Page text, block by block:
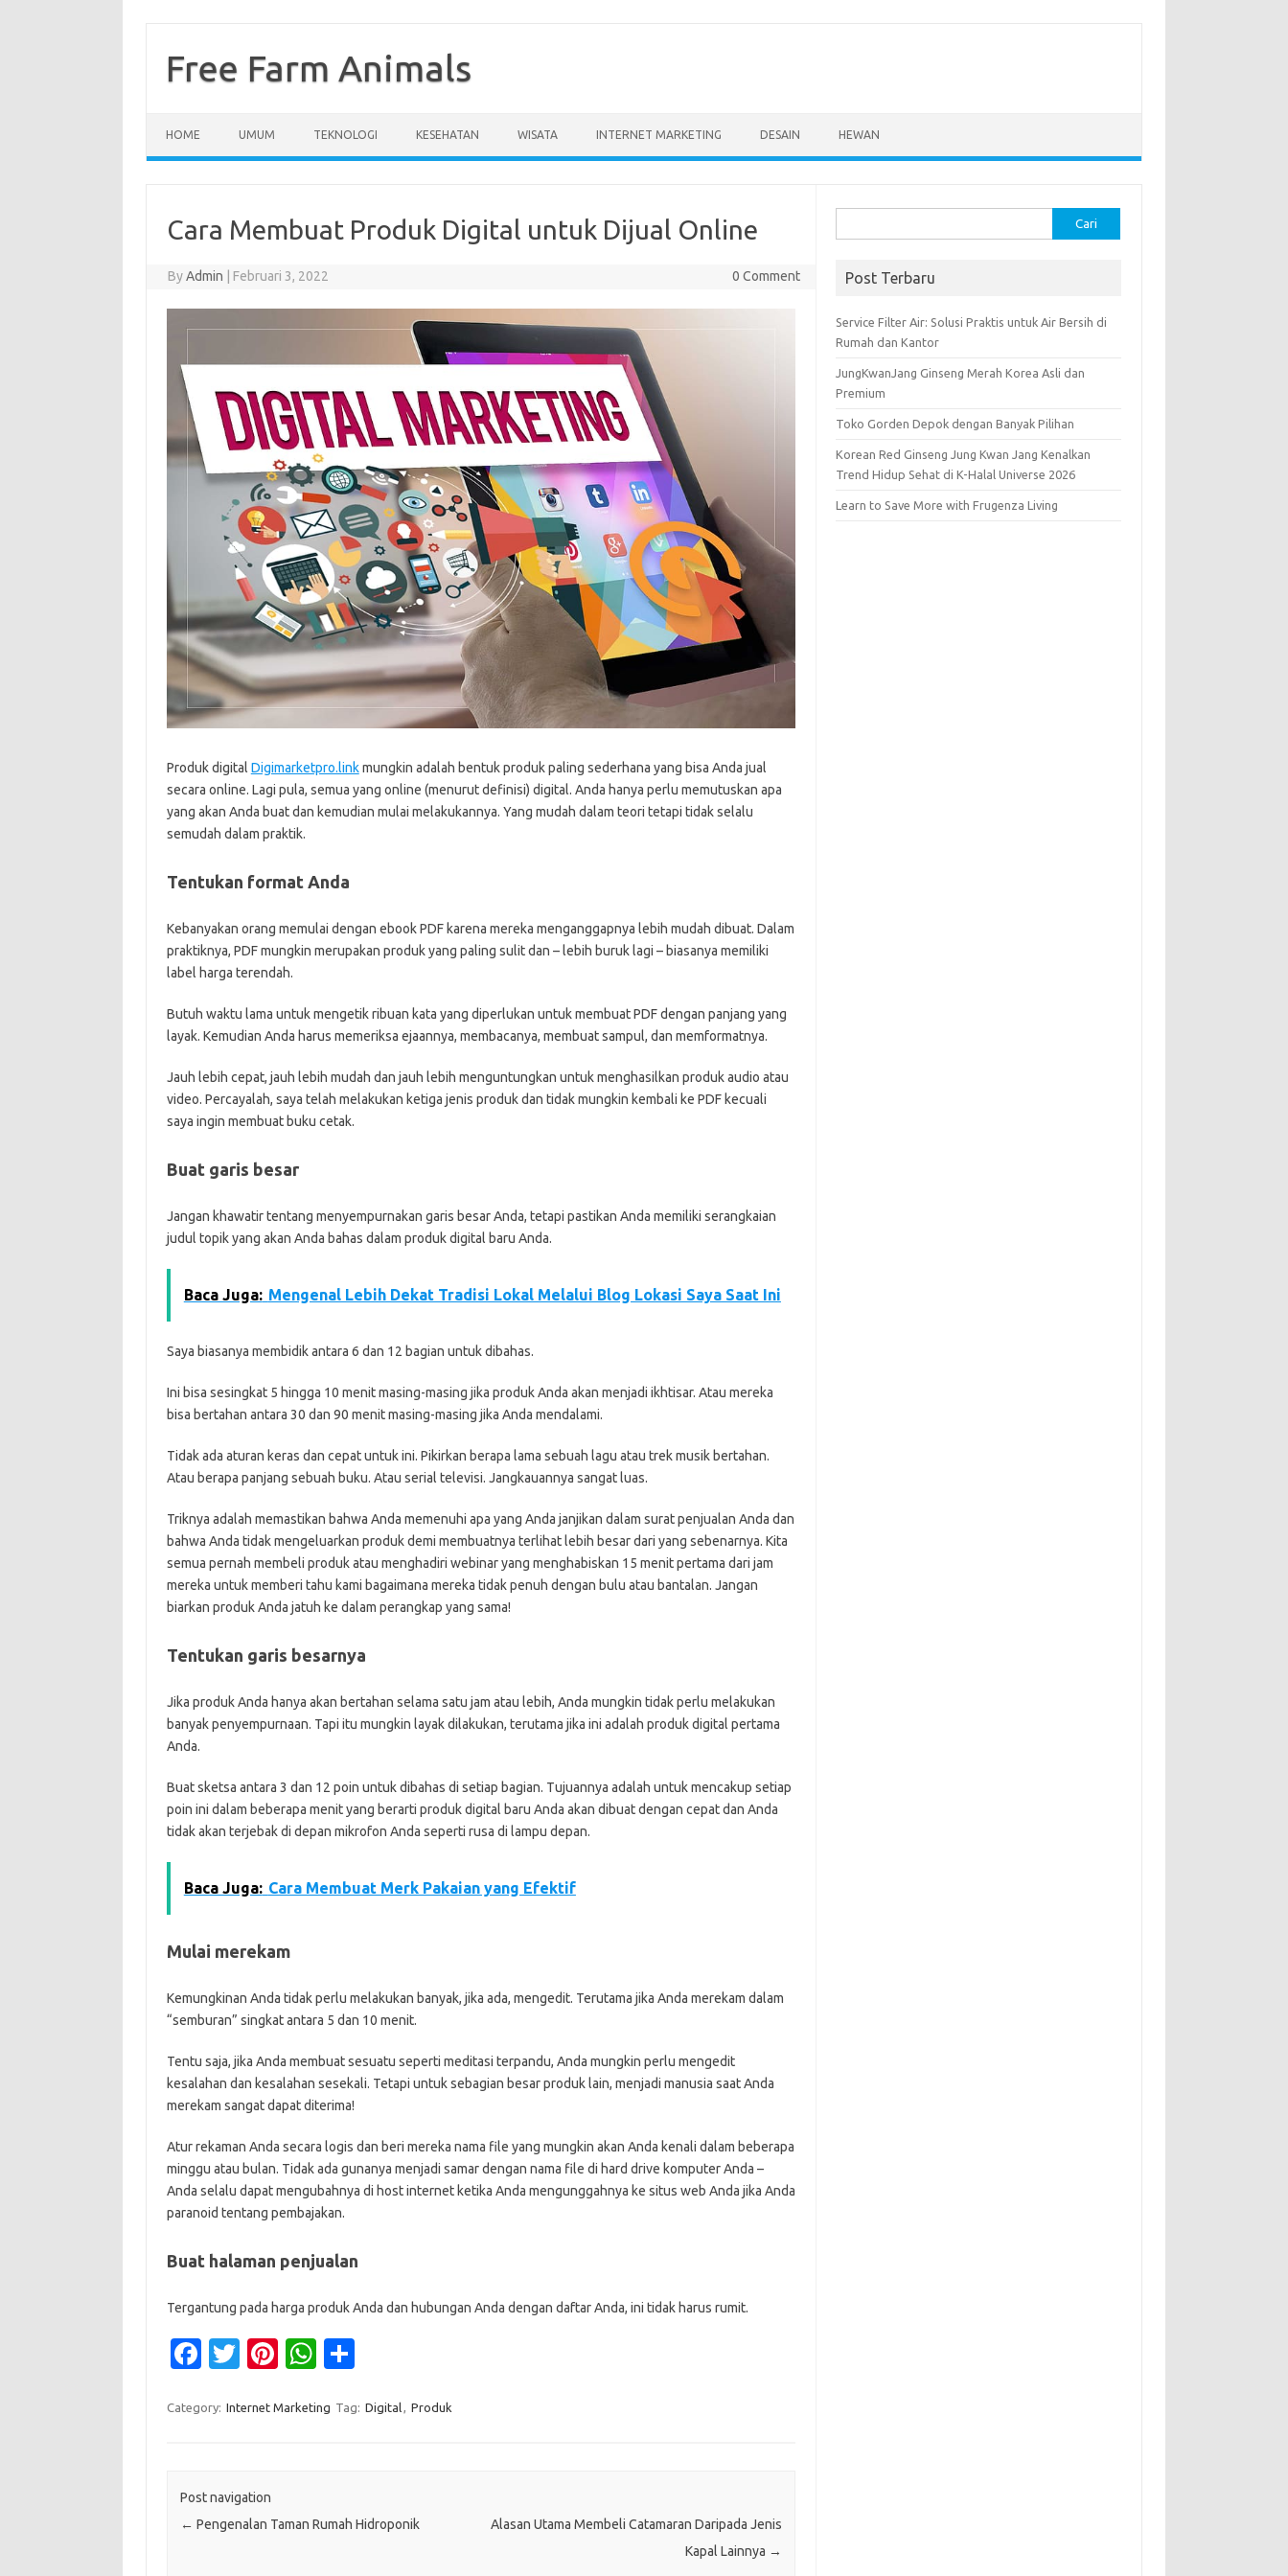
contentFree Farm Animals
HOME UMUM TEKNOLOGI KESEHATAN WISATA INTERNET MARKETING DESAIN HEWAN
Cara Membuat Produk Digital untuk Dijual Online
ByAdmin Februari 3, 2022 0 Comment
Produk digital Digimarketpro.linkmungkin adalah bentuk produk paling sederhana yang bisa Anda jual
secara online. Lagi pula, semua yang online (menurut definisi) digital. Anda hanya perlu memutuskan apa
yang akan Anda buat dan kemudian mulai melakukannya. Yang mudah dalam teori tetapi tidak selalu
semudah dalam praktik.
Tentukan format Anda
Kebanyakan orang memulai dengan ebook PDF karena mereka menganggapnya lebih mudah dibuat. Dalam
praktiknya, PDF mungkin merupakan produk yang paling sulit dan – lebih buruk lagi – biasanya memiliki
label harga terendah.
Butuh waktu lama untuk mengetik ribuan kata yang diperlukan untuk membuat PDF dengan panjang yang
layak. Kemudian Anda harus memeriksa ejaannya, membacanya, membuat sampul, dan memformatnya.
Jauh lebih cepat, jauh lebih mudah dan jauh lebih menguntungkan untuk menghasilkan produk audio atau
video. Percayalah, saya telah melakukan ketiga jenis produk dan tidak mungkin kembali ke PDF kecuali
saya ingin membuat buku cetak.
Buat garis besar
Jangan khawatir tentang menyempurnakan garis besar Anda, tetapi pastikan Anda memiliki serangkaian
judul topik yang akan Anda bahas dalam produk digital baru Anda.
Baca Juga: Mengenal Lebih Dekat Tradisi Lokal Melalui Blog Lokasi Saya Saat Ini
Saya biasanya membidik antara 6 dan 12 bagian untuk dibahas.
Ini bisa sesingkat 5 hingga 10 menit masing-masing jika produk Anda akan menjadi ikhtisar. Atau mereka
bisa bertahan antara 30 dan 90 menit masing-masing jika Anda mendalami.
Tidak ada aturan keras dan cepat untuk ini. Pikirkan berapa lama sebuah lagu atau trek musik bertahan.
Atau berapa panjang sebuah buku. Atau serial televisi. Jangkauannya sangat luas.
Triknya adalah memastikan bahwa Anda memenuhi apa yang Anda janjikan dalam surat penjualan Anda dan
bahwa Anda tidak mengeluarkan produk demi membuatnya terlihat lebih besar dari yang sebenarnya. Kita
semua pernah membeli produk atau menghadiri webinar yang menghabiskan 15 menit pertama dari jam
mereka untuk memberi tahu kami bagaimana mereka tidak penuh dengan bulu atau bantalan. Jangan
biarkan produk Anda jatuh ke dalam perangkap yang sama!
Tentukan garis besarnya
Jika produk Anda hanya akan bertahan selama satu jam atau lebih, Anda mungkin tidak perlu melakukan
banyak penyempurnaan. Tapi itu mungkin layak dilakukan, terutama jika ini adalah produk digital pertama
Anda.
Buat sketsa antara 3 dan 12 poin untuk dibahas di setiap bagian. Tujuannya adalah untuk mencakup setiap
poin ini dalam beberapa menit yang berarti produk digital baru Anda akan dibuat dengan cepat dan Anda
tidak akan terjebak di depan mikrofon Anda seperti rusa di lampu depan.
Baca Juga: Cara Membuat Merk Pakaian yang Efektif
Mulai merekam
Kemungkinan Anda tidak perlu melakukan banyak, jika ada, mengedit. Terutama jika Anda merekam dalam
“semburan” singkat antara 5 dan 10 menit.
Tentu saja, jika Anda membuat sesuatu seperti meditasi terpandu, Anda mungkin perlu mengedit
kesalahan dan kesalahan sesekali. Tetapi untuk sebagian besar produk lain, menjadi manusia saat Anda
merekam sangat dapat diterima!
Atur rekaman Anda secara logis dan beri mereka nama file yang mungkin akan Anda kenali dalam beberapa
minggu atau bulan. Tidak ada gunanya menjadi samar dengan nama file di hard drive komputer Anda –
Anda selalu dapat mengubahnya di host internet ketika Anda mengunggahnya ke situs web Anda jika Anda
paranoid tentang pembajakan.
Buat halaman penjualan
Tergantung pada harga produk Anda dan hubungan Anda dengan daftar Anda, ini tidak harus rumit.
Fa
e
o
k
T
it
Pi
er
W
at
p
ar
Category: Internet Marketing Tag: Digital, Produk
Post navigation
← Pengenalan Taman Rumah Hidroponik
Alasan Utama Membeli Catamaran Daripada Jenis
Kapal Lainnya →
untuk:
Post Terbaru
Service Filter Air: Solusi Praktis untuk Air Bersih di
Rumah dan Kantor
JungKwanJang Ginseng Merah Korea Asli dan
Premium
Toko Gorden Depok dengan Banyak Pilihan
Korean Red Ginseng Jung Kwan Jang Kenalkan
Trend Hidup Sehat di K-Halal Universe 2026
Learn to Save More with Frugenza Living